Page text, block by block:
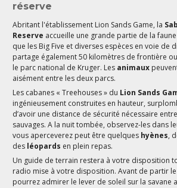
réserve
Abritant l'établissement Lion Sands Game, la
Reserve accueille une grande partie de la
que les Big Five et diverses espèces en voie de
partage également 50 kilomètres de frontière
le parc national de Kruger. Les animaux
aisément entre les deux parcs.
Les cabanes « Treehouses » du Lion Sands
ingénieusement construites en hauteur,
d’avoir une distance de sécurité nécessaire
sauvages. A la nuit tombée, observez-les dans
vous aperceverez peut être quelques hyènes,
des léopards en plein repas.
Un guide de terrain restera à votre disposition
radio mise à votre disposition. Avant de partir
pourrez admirer le lever de soleil sur la savane